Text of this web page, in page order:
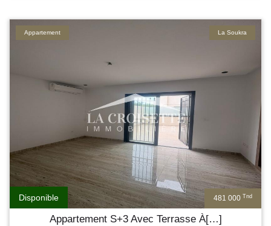
481 000 Tnd
Disponible
La Soukra
Appartement
Appartement S+3 Avec Terrasse À[…]